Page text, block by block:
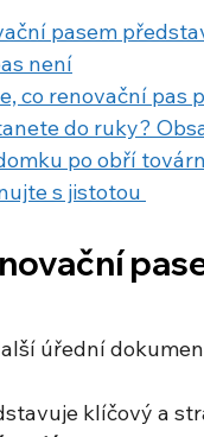
pasem
není
co renovační pas
do ruky?
po obří
s jistotou
úřední
klíčový a